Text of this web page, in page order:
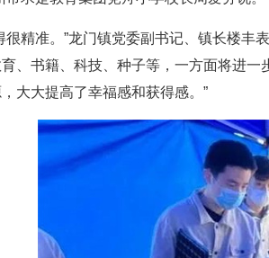
很精准。”龙门镇党委副书记、镇长楼丰
、书籍、科技、种子等，一方面将进
大大提高了幸福感和获得感。”